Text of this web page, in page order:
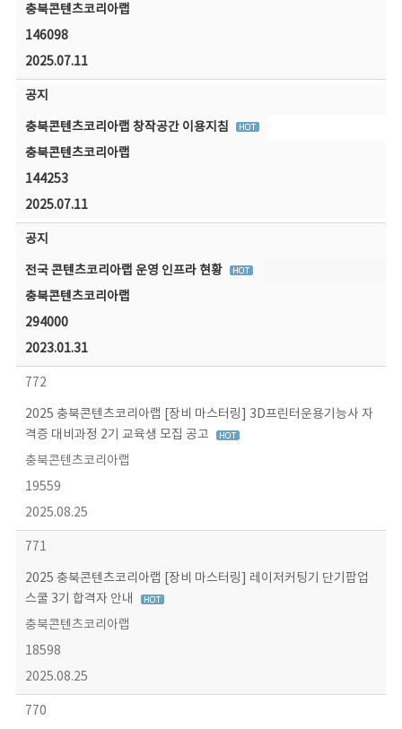
충북콘텐츠코리아랩
146098
2025.07.11
공지
충북콘텐츠코리아랩 창작공간 이용지침
충북콘텐츠코리아랩
144253
2025.07.11
공지
전국 콘텐츠코리아랩 운영 인프라 현황
충북콘텐츠코리아랩
294000
2023.01.31
772
2025 충북콘텐츠코리아랩 [장비 마스터링] 3D프린터운용기능사 자
격증 대비과정 2기 교육생 모집 공고
충북콘텐츠코리아랩
19559
2025.08.25
771
2025 충북콘텐츠코리아랩 [장비 마스터링] 레이저커팅기 단기팝업
스쿨 3기 합격자 안내
충북콘텐츠코리아랩
18598
2025.08.25
770